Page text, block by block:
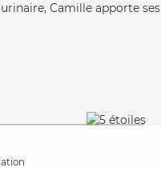
Camille apporte ses